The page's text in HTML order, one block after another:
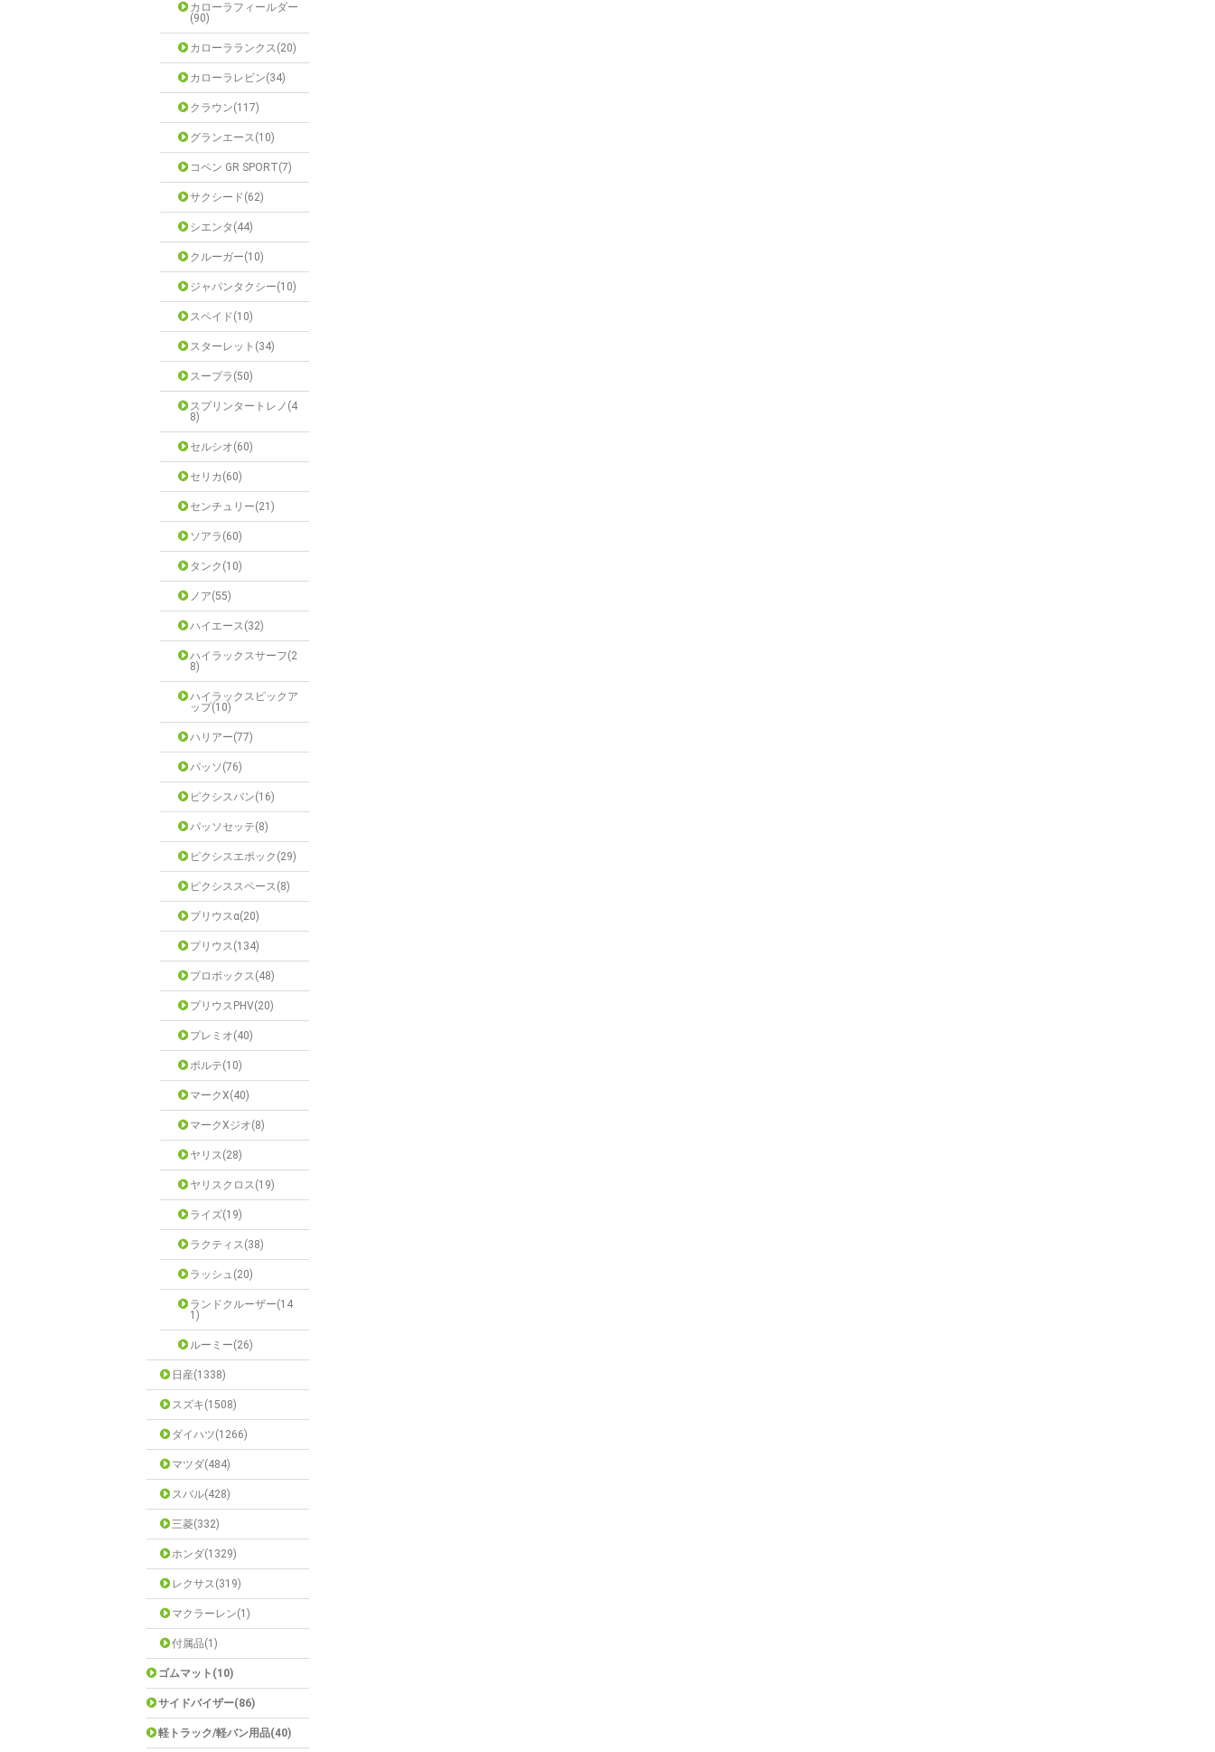
カローラフィールダー
(90)
カローラランクス(20)
カローラレビン(34)
クラウン(117)
グランエース(10)
コペン GR SPORT(7)
サクシード(62)
シエンタ(44)
クルーガー(10)
ジャパンタクシー(10)
スペイド(10)
スターレット(34)
スープラ(50)
スプリンタートレノ(4
8)
セルシオ(60)
セリカ(60)
センチュリー(21)
ソアラ(60)
タンク(10)
ノア(55)
ハイエース(32)
ハイラックスサーフ(2
8)
ハイラックスピックア
ップ(10)
ハリアー(77)
パッソ(76)
ピクシスバン(16)
パッソセッテ(8)
ピクシスエポック(29)
ピクシススペース(8)
プリウスα(20)
プリウス(134)
プロボックス(48)
プリウスPHV(20)
プレミオ(40)
ポルテ(10)
マークX(40)
マークXジオ(8)
ヤリス(28)
ヤリスクロス(19)
ライズ(19)
ラクティス(38)
ラッシュ(20)
ランドクルーザー(14
1)
ルーミー(26)
日産(1338)
スズキ(1508)
ダイハツ(1266)
マツダ(484)
スバル(428)
三菱(332)
ホンダ(1329)
レクサス(319)
マクラーレン(1)
付属品(1)
ゴムマット(10)
サイドバイザー(86)
軽トラック/軽バン用品(40)